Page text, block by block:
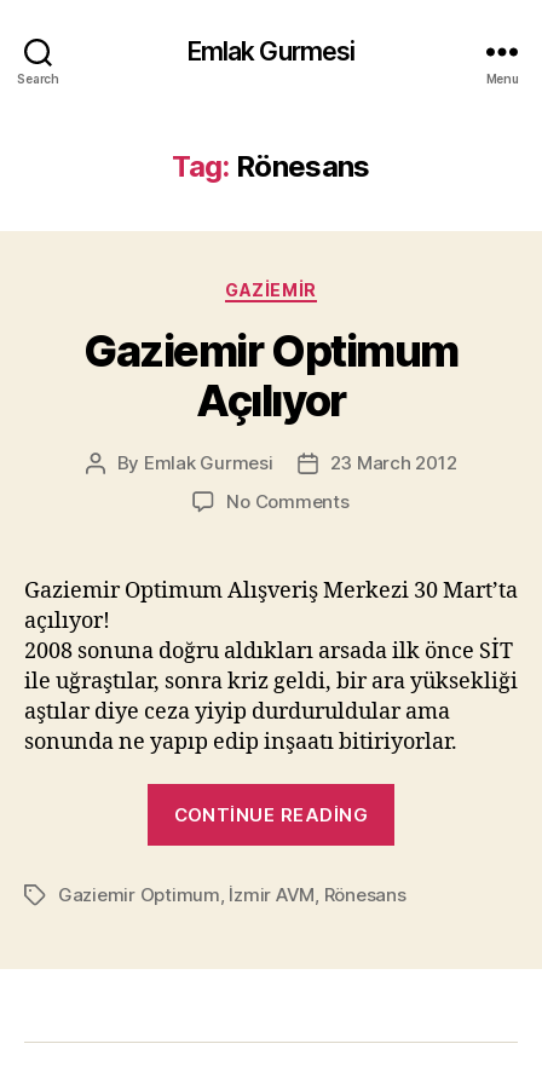
Search
Emlak Gurmesi
Menu
Tag: Rönesans
Categories
GAZIEMIR
Gaziemir Optimum
Açılıyor
Post
By Emlak Gurmesi
Post23 March 2012
No Commentson
Açılıyor
Gaziemir Optimum Alışveriş Merkezi 30 Mart’ta
açılıyor!
2008 sonuna doğru aldıkları arsada ilk önce SİT
ile uğraştılar, sonra kriz geldi, bir ara yüksekliği
aştılar diye ceza yiyip durduruldular ama
sonunda ne yapıp edip inşaatı bitiriyorlar.
CONTINUE READING
TagsGaziemir Optimum, İzmir AVM, Rönesans